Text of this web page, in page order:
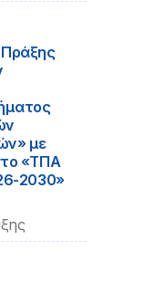
με
«ΤΠΑ
2030»